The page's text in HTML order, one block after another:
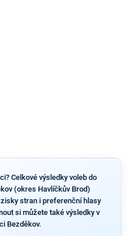
Celkové výsledky voleb do
(okres Havlíčkův Brod)
stran i preferenční hlasy
si můžete také výsledky v
Bezděkov.